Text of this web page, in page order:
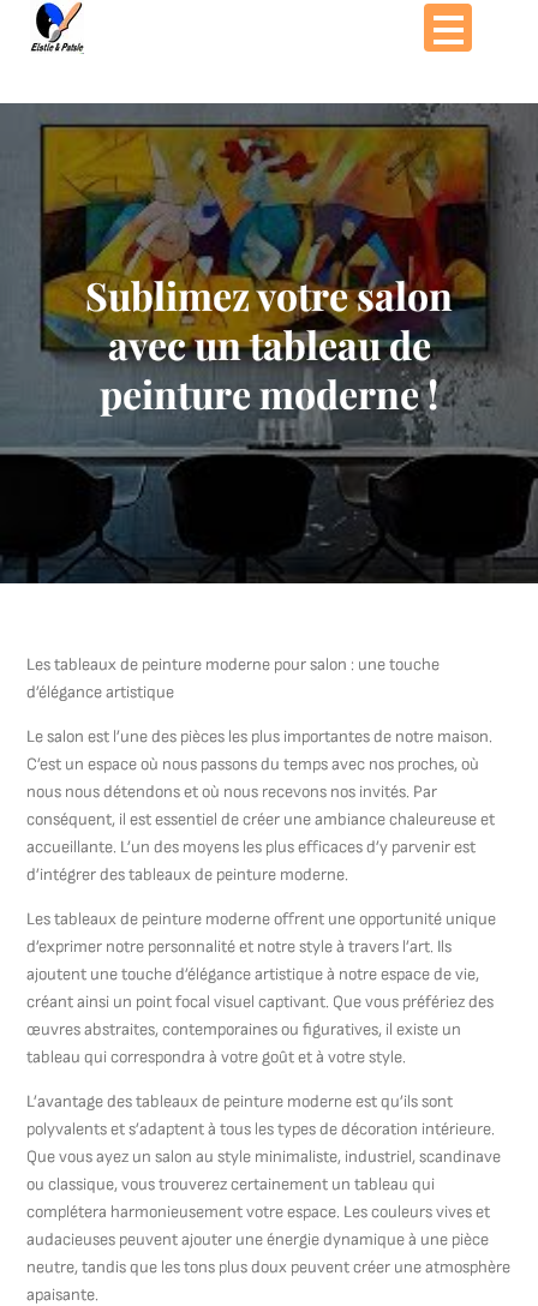
Passer
Sublimez votre salon
avec un tableau de
peinture moderne !
Les tableaux de peinture moderne pour salon : une touche
d’élégance artistique
Le salon est l’une des pièces les plus importantes de notre maison.
C’est un espace où nous passons du temps avec nos proches, où
nous nous détendons et où nous recevons nos invités. Par
conséquent, il est essentiel de créer une ambiance chaleureuse et
accueillante. L’un des moyens les plus efficaces d’y parvenir est
d’intégrer des tableaux de peinture moderne.
Les tableaux de peinture moderne offrent une opportunité unique
d’exprimer notre personnalité et notre style à travers l’art. Ils
ajoutent une touche d’élégance artistique à notre espace de vie,
créant ainsi un point focal visuel captivant. Que vous préfériez des
œuvres abstraites, contemporaines ou figuratives, il existe un
tableau qui correspondra à votre goût et à votre style.
L’avantage des tableaux de peinture moderne est qu’ils sont
polyvalents et s’adaptent à tous les types de décoration intérieure.
Que vous ayez un salon au style minimaliste, industriel, scandinave
ou classique, vous trouverez certainement un tableau qui
complétera harmonieusement votre espace. Les couleurs vives et
audacieuses peuvent ajouter une énergie dynamique à une pièce
neutre, tandis que les tons plus doux peuvent créer une atmosphère
apaisante.